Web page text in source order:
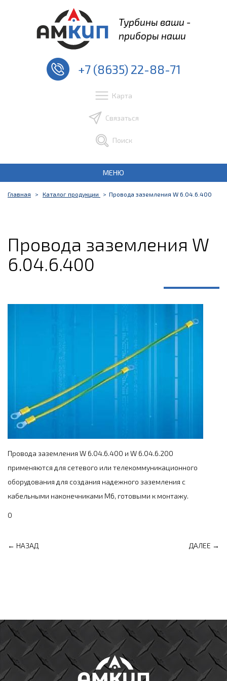
Турбины ваши -
приборы наши
+7 (8635) 22-88-71
Карта
Связаться
Поиск
МЕНЮ
Главная Каталог продукции Провода заземления W 6.04.6.400
Провода заземления W
6.04.6.400
Провода заземления W 6.04.6.400 и W 6.04.6.200
применяются для сетевого или телекоммуникационного
оборудования для создания надежного заземления с
кабельными наконечниками М6, готовыми к монтажу.
0
← НАЗАД ДАЛЕЕ →